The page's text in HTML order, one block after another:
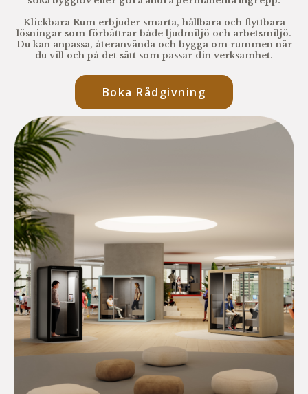
Klickbara Rum erbjuder smarta, hållbara och flyttbara
lösningar som förbättrar både ljudmiljö och arbetsmiljö.
Du kan anpassa, återanvända och bygga om rummen när
du vill och på det sätt som passar din verksamhet.
Boka Rådgivning